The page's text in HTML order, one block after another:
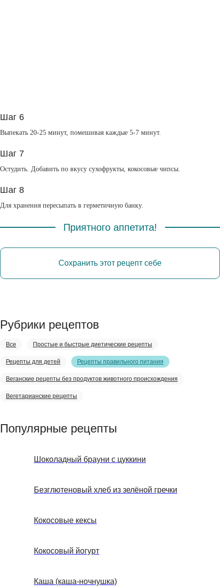
Шаг 6
Выпекать 20-25 минут, помешивая каждые 5-7 минут.
Шаг 7
Остудить. Добавить по вкусу сухофрукты, кокосовые чипсы.
Шаг 8
Для хранения пересыпать в герметичную банку.
Приятного аппетита!
Сохранить этот рецепт себе
Рубрики рецептов
Все Простые и быстрые диетические рецепты
Рецепты для детей Рецепты правильного питания
Веганские рецепты без продуктов животного происхождения
Вегетарианские рецепты
Популярные рецепты
Шоколадный брауни с цуккини
Безглютеновый хлеб из зелёной гречки
Кокосовые кексы
Кокосовый йогурт
Каша (каша-ночнушка)